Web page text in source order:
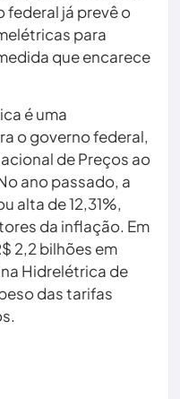
federal já prevê o
para
que encarece
é uma
o governo federal,
de Preços ao
ano passado, a
alta de 12,31%,
da inflação. Em
2,2 bilhões em
Hidrelétrica de
das tarifas